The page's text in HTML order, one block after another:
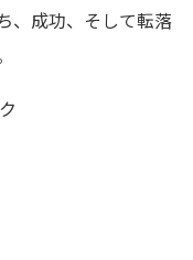
、成功、そして転落